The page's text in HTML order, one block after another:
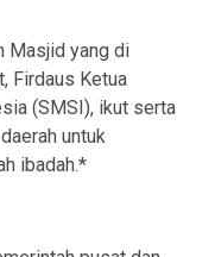
Masjid yang di
Firdaus Ketua
(SMSI), ikut serta
untuk
ibadah.*